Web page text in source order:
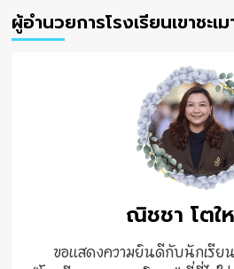
ผู้อำนวยการโรงเรียนเขาชะเ
ณิชชา โต
ขอแสดงความยินดีกับนักเรีย